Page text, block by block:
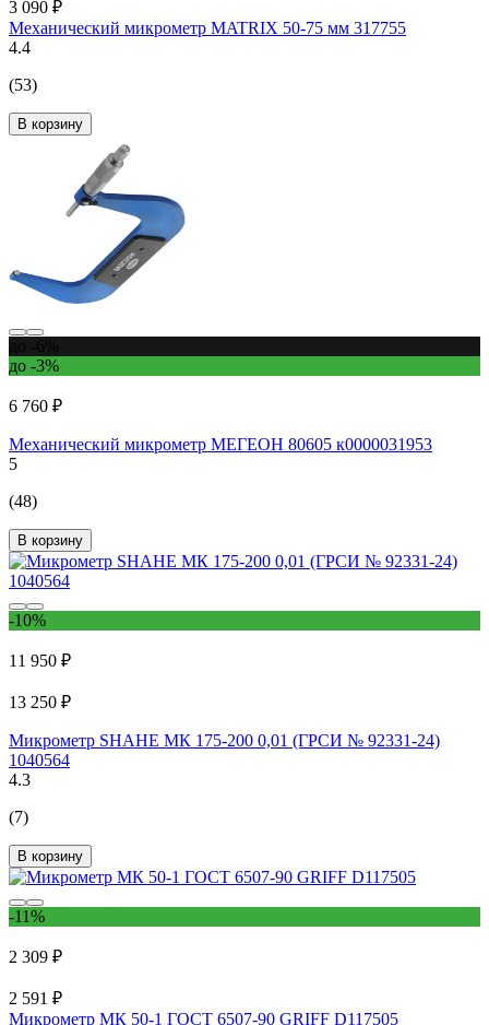
3 090 ₽
Механический микрометр MATRIX 50-75 мм 317755
4.4
(53)
В корзину
до -3%
6 760 ₽
Механический микрометр МЕГЕОН 80605 к0000031953
5
(48)
В корзину
-10%
11 950 ₽
13 250 ₽
Микрометр SHAHE МК 175-200 0,01 (ГРСИ № 92331-24)
1040564
4.3
(7)
В корзину
-11%
2 309 ₽
2 591 ₽
Микрометр МК 50-1 ГОСТ 6507-90 GRIFF D117505